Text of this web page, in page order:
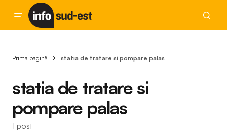
Prima pagină statia de tratare si pompare palas
statia de tratare si
pompare palas
1 post